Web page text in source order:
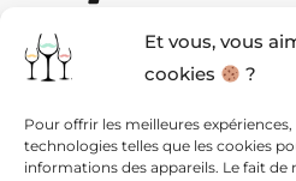
Et vous, vous
cookies
?
Pour offrir les meilleures
technologies telles que les cookies
informations des appareils. Le fait
QUI SOMMES